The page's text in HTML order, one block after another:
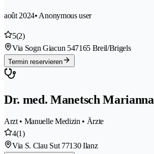
août 2024• Anonymous user
5(2)
Via Sogn Giacun 547165 Breil/Brigels
Termin reservieren
Dr. med. Manetsch Marianna
Arzt • Manuelle Medizin • Ärzte
4(1)
Via S. Clau Sut 77130 Ilanz